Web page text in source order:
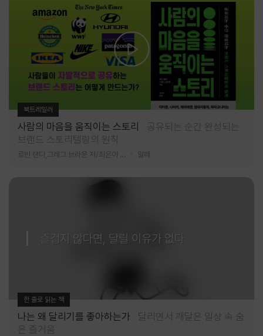
북트레일러
사람의 마음을 움직이는 스토리
공유되는 순간 완성되는
브랜드 스토리텔링의 원칙
알레
즐겁지 않다면, 달릴 이유가 없다
한 줄로 읽는 책
나는 왜 달리기를 좋아하는가
달리면서 깨달은 일상 속 숨
은 즐거움